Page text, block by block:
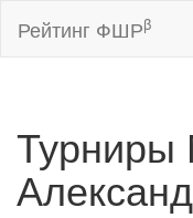
Рейтинг ФШРβ
Турниры